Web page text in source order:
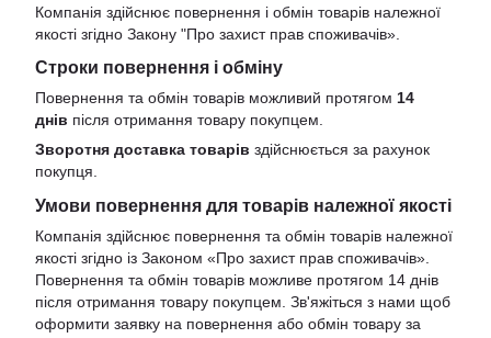
Компанія здійснює повернення і обмін товарів належної
якості згідно Закону "Про захист прав споживачів»
Строки повернення і обміну
Повернення та обмін товарів можливий протягом 14
днів після отримання товару покупцем.
Зворотня доставка товарів здійснюється за рахунок
покупця.
Умови повернення для товарів належної якості
Компанія здійснює повернення та обмін товарів належної
якості згідно із Законом «Про захист прав споживачів».
Повернення та обмін товарів можливе протягом 14 днів
після отримання товару покупцем. Зв'яжіться з нами щоб
оформити заявку на повернення або обмін товару за